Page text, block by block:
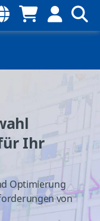
Ihr
Optimierung
von